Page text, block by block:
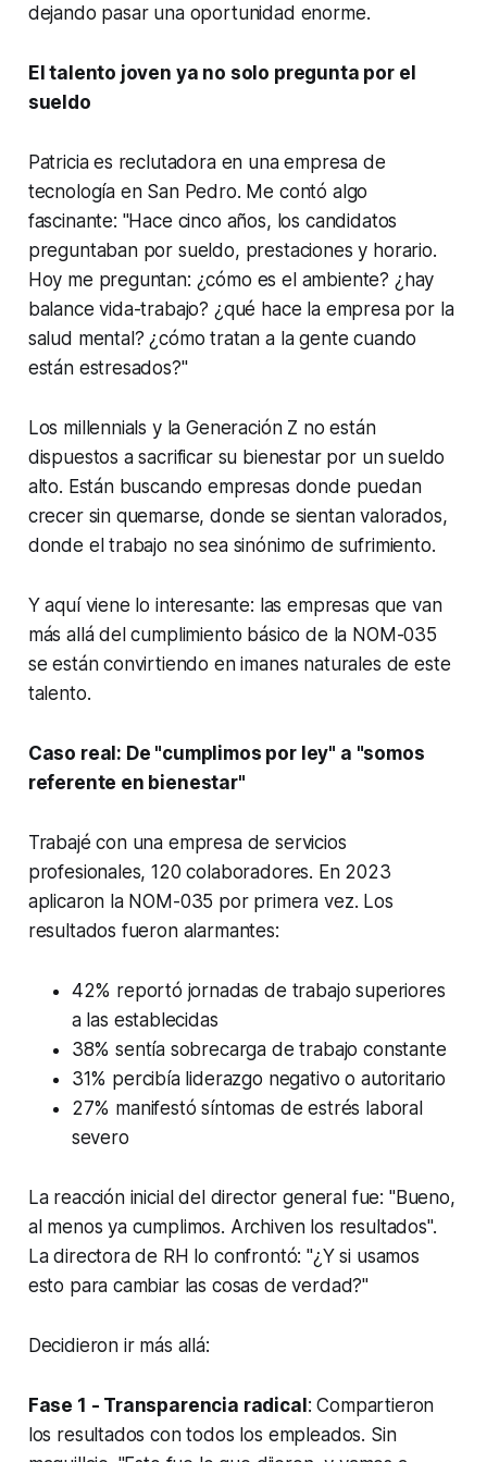
dejando pasar una oportunidad enorme.
El talento joven ya no solo pregunta por el
sueldo
Patricia es reclutadora en una empresa de
tecnología en San Pedro. Me contó algo
fascinante: "Hace cinco años, los candidatos
preguntaban por sueldo, prestaciones y horario.
Hoy me preguntan: ¿cómo es el ambiente? ¿hay
balance vida-trabajo? ¿qué hace la empresa por la
salud mental? ¿cómo tratan a la gente cuando
están estresados?"
Los millennials y la Generación Z no están
dispuestos a sacrificar su bienestar por un sueldo
alto. Están buscando empresas donde puedan
crecer sin quemarse, donde se sientan valorados,
donde el trabajo no sea sinónimo de sufrimiento.
Y aquí viene lo interesante: las empresas que van
más allá del cumplimiento básico de la NOM-035
se están convirtiendo en imanes naturales de este
talento.
Caso real: De "cumplimos por ley" a "somos
referente en bienestar"
Trabajé con una empresa de servicios
profesionales, 120 colaboradores. En 2023
aplicaron la NOM-035 por primera vez. Los
resultados fueron alarmantes:
42% reportó jornadas de trabajo superiores
a las establecidas
38% sentía sobrecarga de trabajo constante
31% percibía liderazgo negativo o autoritario
27% manifestó síntomas de estrés laboral
severo
La reacción inicial del director general fue: "Bueno,
al menos ya cumplimos. Archiven los resultados".
La directora de RH lo confrontó: "¿Y si usamos
esto para cambiar las cosas de verdad?"
Decidieron ir más allá:
Fase 1 - Transparencia radical: Compartieron
los resultados con todos los empleados. Sin